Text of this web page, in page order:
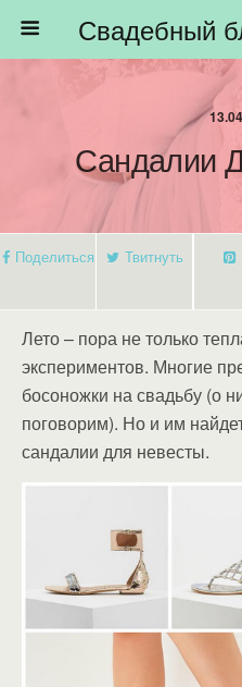
Сандалии
Поделиться Твитнуть
Лето – пора не только
экспериментов. Многие
босоножки на свадьбу (о
поговорим). Но и им
сандалии для невесты.